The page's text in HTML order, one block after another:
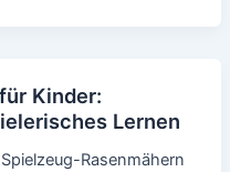
Kinder:
Lernen
Rasenmähern